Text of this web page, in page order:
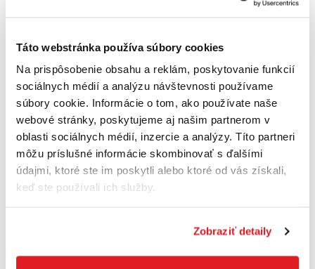
Táto webstránka používa súbory cookies
Na prispôsobenie obsahu a reklám, poskytovanie funkcií
sociálnych médií a analýzu návštevnosti používame
súbory cookie. Informácie o tom, ako používate naše
webové stránky, poskytujeme aj našim partnerom v
oblasti sociálnych médií, inzercie a analýzy. Títo partneri
môžu príslušné informácie skombinovať s ďalšími
údajmi, ktoré ste im poskytli alebo ktoré od vás získali,
keď ste používali ich služby.
Zobraziť detaily
FISKARS Škrabka v tvare Y Essential |
1065599
1065599
7,99 €
5 ,90 €
4 ,80 € bez DPH
Na sklade